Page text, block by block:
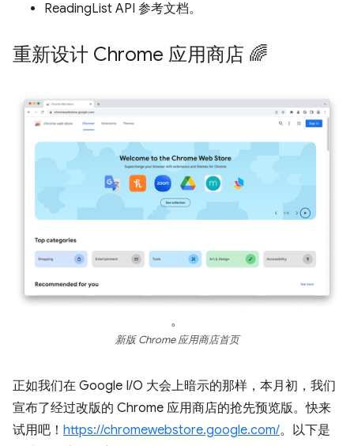
ReadingList API 参考文档。
重新设计 Chrome 应用商店 🌈
。
新版 Chrome 应用商店首页
正如我们在 Google I/O 大会上暗示的那样，本月初，我们
宣布了经过改版的 Chrome 应用商店的抢先预览版。快来
试用吧！ https://chromewebstore.google.com/。以下是